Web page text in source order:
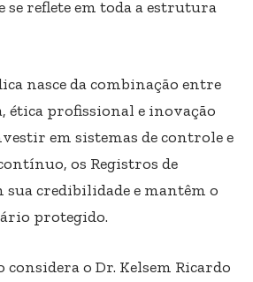
se reflete em toda a estrutura
nasce da combinação entre
ética profissional e inovação
em sistemas de controle e
os Registros de
credibilidade e mantêm o
protegido.
considera o Dr. Kelsem Ricardo